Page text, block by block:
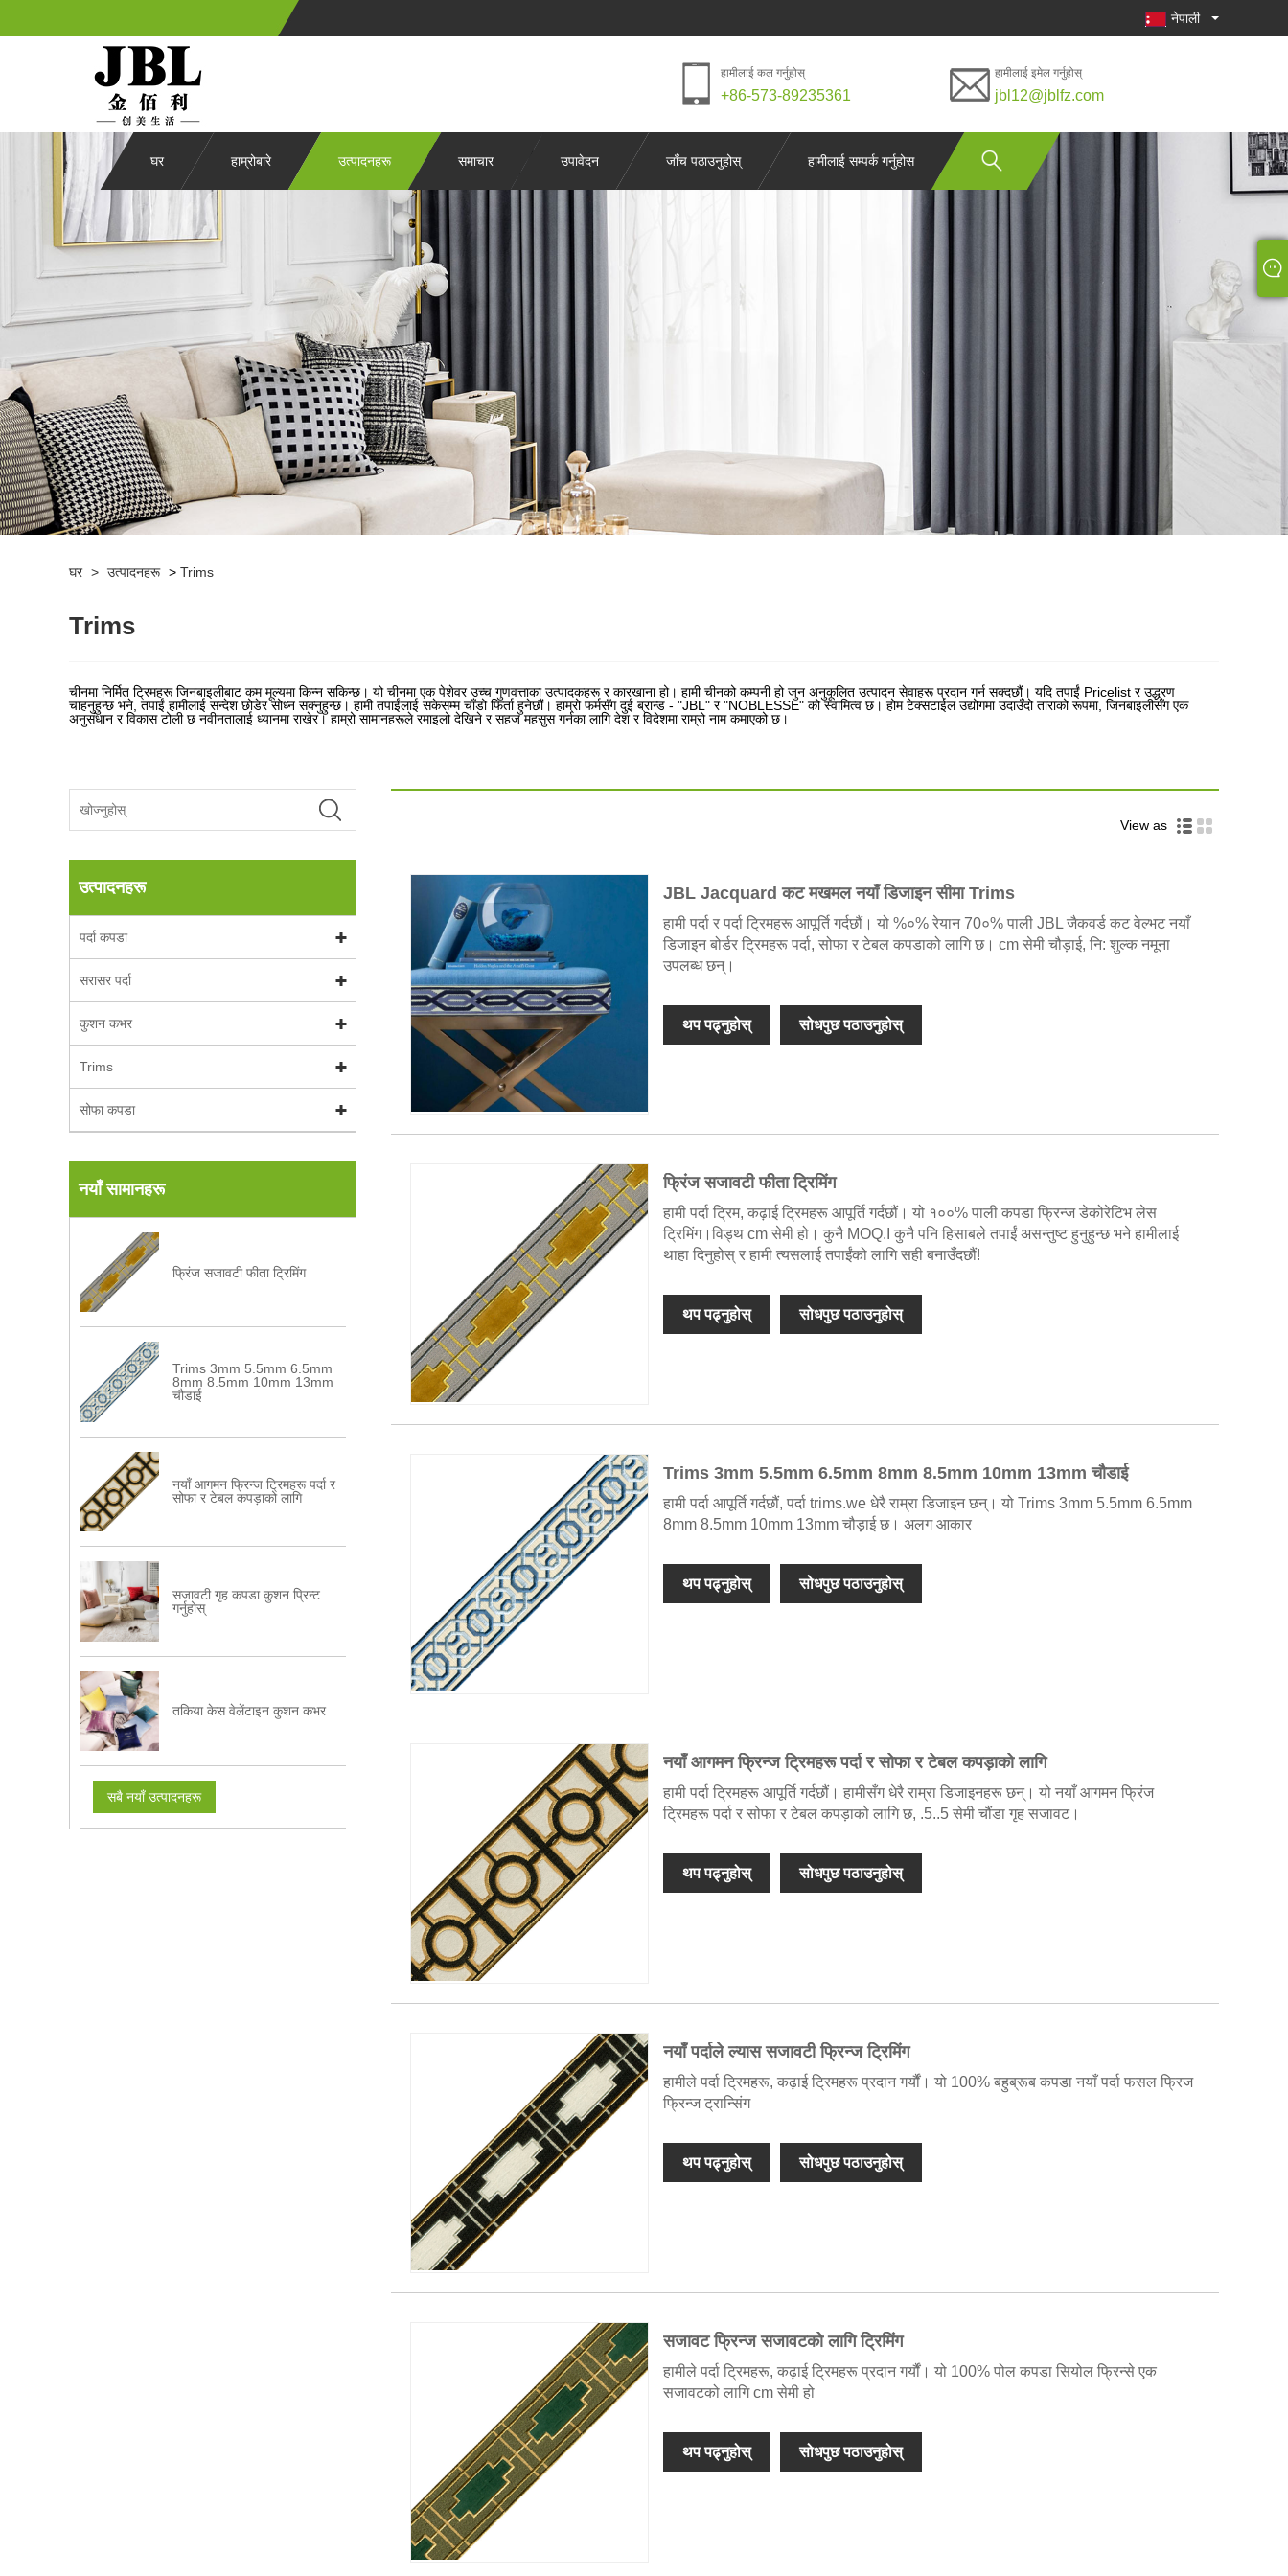
नेपाली
हामीलाई कल गर्नुहोस्
+86-573-89235361
हामीलाई इमेल गर्नुहोस्
jbl12@jblfz.com
घर हाम्रोबारे उत्पादनहरू समाचार उपावेदन जाँच पठाउनुहोस् हामीलाई सम्पर्क गर्नुहोस
घर > उत्पादनहरू > Trims
Trims
चीनमा निर्मित ट्रिमहरू जिनबाइलीबाट कम मूल्यमा किन्न सकिन्छ। यो चीनमा एक पेशेवर उच्च गुणवत्ताका उत्पादकहरू र कारखाना हो। हामी चीनको कम्पनी हो जुन अनुकूलित उत्पादन सेवाहरू प्रदान गर्न सक्दछौं। यदि तपाईं Pricelist र उद्धरण
चाहनुहुन्छ भने, तपाईं हामीलाई सन्देश छोडेर सोध्न सक्नुहुन्छ। हामी तपाईंलाई सकेसम्म चाँडो फिर्ता हुनेछौं। हाम्रो फर्मसँग दुई ब्रान्ड - "JBL" र "NOBLESSE" को स्वामित्व छ। होम टेक्सटाईल उद्योगमा उदाउँदो ताराको रूपमा, जिनबाइलीसँग एक
अनुसंधान र विकास टोली छ नवीनतालाई ध्यानमा राखेर। हाम्रो सामानहरूले रमाइलो देखिने र सहज महसुस गर्नका लागि देश र विदेशमा राम्रो नाम कमाएको छ।
उत्पादनहरू
पर्दा कपडा
सरासर पर्दा
कुशन कभर
Trims
सोफा कपडा
नयाँ सामानहरू
फ्रिंज सजावटी फीता ट्रिमिंग
Trims 3mm 5.5mm 6.5mm
8mm 8.5mm 10mm 13mm
चौडाई
नयाँ आगमन फ्रिन्ज ट्रिमहरू पर्दा र
सोफा र टेबल कपड़ाको लागि
सजावटी गृह कपडा कुशन प्रिन्ट
गर्नुहोस्
तकिया केस वेलेंटाइन कुशन कभर
सबै नयाँ उत्पादनहरू
View as
JBL Jacquard कट मखमल नयाँ डिजाइन सीमा Trims
हामी पर्दा र पर्दा ट्रिमहरू आपूर्ति गर्दछौं। यो %०% रेयान 70०% पाली JBL जैकवर्ड कट वेल्भट नयाँ
डिजाइन बोर्डर ट्रिमहरू पर्दा, सोफा र टेबल कपडाको लागि छ। cm सेमी चौड़ाई, नि: शुल्क नमूना
उपलब्ध छन्।
थप पढ्नुहोस् सोधपुछ पठाउनुहोस्
फ्रिंज सजावटी फीता ट्रिमिंग
हामी पर्दा ट्रिम, कढ़ाई ट्रिमहरू आपूर्ति गर्दछौं। यो १००% पाली कपडा फ्रिन्ज डेकोरेटिभ लेस
ट्रिमिंग।विड्थ cm सेमी हो। कुनै MOQ.I कुनै पनि हिसाबले तपाईं असन्तुष्ट हुनुहुन्छ भने हामीलाई
थाहा दिनुहोस् र हामी त्यसलाई तपाईंको लागि सही बनाउँदछौं!
थप पढ्नुहोस् सोधपुछ पठाउनुहोस्
Trims 3mm 5.5mm 6.5mm 8mm 8.5mm 10mm 13mm चौडाई
हामी पर्दा आपूर्ति गर्दछौं, पर्दा trims.we धेरै राम्रा डिजाइन छन्। यो Trims 3mm 5.5mm 6.5mm
8mm 8.5mm 10mm 13mm चौड़ाई छ। अलग आकार
थप पढ्नुहोस् सोधपुछ पठाउनुहोस्
नयाँ आगमन फ्रिन्ज ट्रिमहरू पर्दा र सोफा र टेबल कपड़ाको लागि
हामी पर्दा ट्रिमहरू आपूर्ति गर्दछौं। हामीसँग धेरै राम्रा डिजाइनहरू छन्। यो नयाँ आगमन फ्रिंज
ट्रिमहरू पर्दा र सोफा र टेबल कपड़ाको लागि छ, .5..5 सेमी चौंडा गृह सजावट।
थप पढ्नुहोस् सोधपुछ पठाउनुहोस्
नयाँ पर्दाले ल्यास सजावटी फ्रिन्ज ट्रिमिंग
हामीले पर्दा ट्रिमहरू, कढ़ाई ट्रिमहरू प्रदान गर्यौं। यो 100% बहुब्रूब कपडा नयाँ पर्दा फसल फ्रिज
फ्रिन्ज ट्रान्सिंग
थप पढ्नुहोस् सोधपुछ पठाउनुहोस्
सजावट फ्रिन्ज सजावटको लागि ट्रिमिंग
हामीले पर्दा ट्रिमहरू, कढ़ाई ट्रिमहरू प्रदान गर्यौं। यो 100% पोल कपडा सियोल फ्रिन्से एक
सजावटको लागि cm सेमी हो
थप पढ्नुहोस् सोधपुछ पठाउनुहोस्